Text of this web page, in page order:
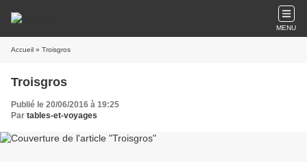
MENU
Accueil » Troisgros
Troisgros
Publié le 20/06/2016 à 19:25
Par tables-et-voyages